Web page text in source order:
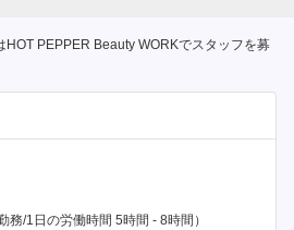
HOT PEPPER Beauty WORKでスタッフを募
務/1日の労働時間 5時間 - 8時間）